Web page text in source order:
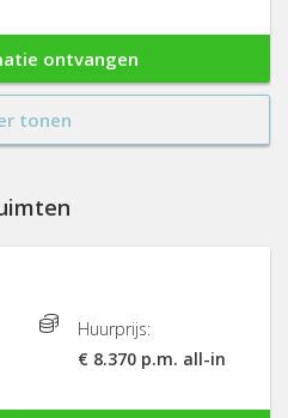
ontvangen
tonen
Huurprijs:
€ 8.370 p.m. all-in